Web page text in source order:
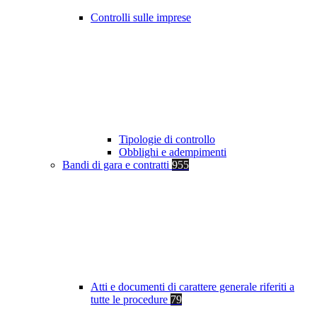
Controlli sulle imprese
Tipologie di controllo
Obblighi e adempimenti
Bandi di gara e contratti 955
Atti e documenti di carattere generale riferiti a
tutte le procedure 79